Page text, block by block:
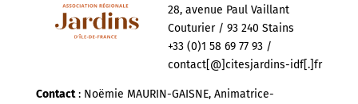
28, avenue Paul Vaillant
Couturier / 93 240 Stains
+33 (0)1 58 69 77 93 /
contact[@]citesjardins-idf[.]fr
Contact: Noëmie MAURIN-GAISNE, Animatrice-